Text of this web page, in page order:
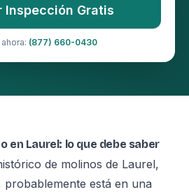
Inspección Gratis
(877) 660-0430
en Laurel: lo que debe saber
de molinos de Laurel,
está en una